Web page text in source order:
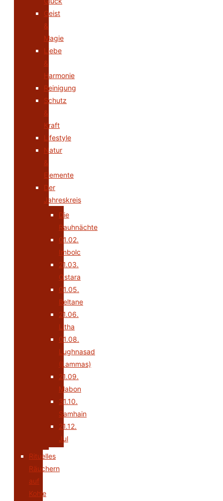
Geist
&
Magie
Liebe
&
Harmonie
Reinigung
Schutz
&
Kraft
Lifestyle
Natur
&
Elemente
Der
Jahreskreis
Die
Rauhnächte
01.02.
Imbolc
21.03.
Ostara
01.05.
Beltane
21.06.
Litha
01.08.
Lughnasad
(Lammas)
21.09.
Mabon
31.10.
Samhain
21.12.
Jul
Rituelles
Räuchern
auf
Kohle